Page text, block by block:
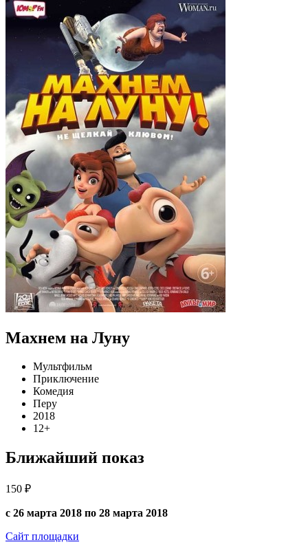
Махнем на Луну
Мультфильм
Приключение
Комедия
Перу
2018
12+
Ближайший показ
150 ₽
с 26 марта 2018 по 28 марта 2018
Сайт площадки